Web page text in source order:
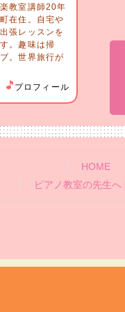
教室講師20年
在住。自宅や
張レッスンを
。趣味は掃
。世界旅行が
プロフィール
HOME
ピアノ教室の先生へ